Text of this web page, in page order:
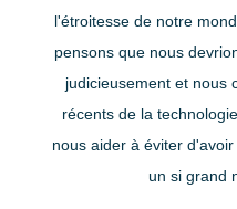
l'étroitesse de notre
pensons que nous
judicieusement et nous
récents de la
nous aider à éviter
un si grand